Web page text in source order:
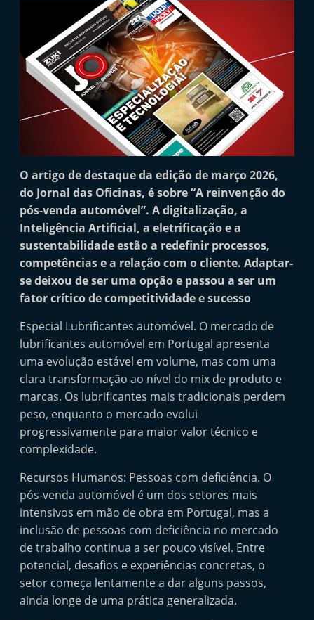
t
a
i
n
d
e
n
d
e
n
t
e
d
e
p
n
e
u
s
e
e
r
v
ç
o
s
O artigo de destaque da edição de março 2026,
do Jornal das Oficinas, é sobre “A reinvenção do
pós-venda automóvel”. A digitalização, a
Inteligência Artificial, a eletrificação e a
sustentabilidade estão a redefinir processos,
competências e a relação com o cliente. Adaptar-
se deixou de ser uma opção e passou a ser um
fator crítico de competitividade e sucesso
Especial Lubrificantes automóvel. O mercado de
lubrificantes automóvel em Portugal apresenta
uma evolução estável em volume, mas com uma
clara transformação ao nível do mix de produto e
marcas. Os lubrificantes mais tradicionais perdem
peso, enquanto o mercado evolui
progressivamente para maior valor técnico e
complexidade.
Recursos Humanos: Pessoas com deficiência. O
pós-venda automóvel é um dos setores mais
intensivos em mão de obra em Portugal, mas a
inclusão de pessoas com deficiência no mercado
de trabalho continua a ser pouco visível. Entre
potencial, desafios e experiências concretas, o
setor começa lentamente a dar alguns passos,
ainda longe de uma prática generalizada.